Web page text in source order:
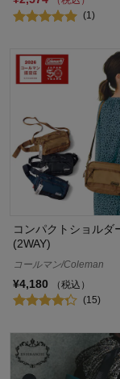
(1)
コンパクトショルダ
(2WAY)
コールマン/Coleman
¥4,180
（税込）
(15)